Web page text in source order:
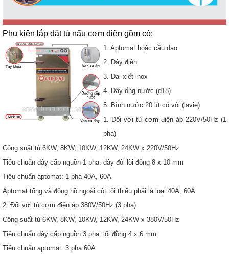
Phụ kiện lắp đặt tủ nấu cơm điện gồm có:
1. Aptomat hoặc cầu dao
2. Dây điện
3. Đai xiết inox
4. Dây ống nước (d18)
5. Bình nước 20 lít có vòi (lavie)
1. Đối với tủ cơm điện áp 220V/50Hz (1
pha)
Công suất tủ 6KW, 8KW, 10KW, 12KW, 24KW x 220V/50Hz
Tiêu chuẩn dây cấp nguồn 1 pha: dây đôi lõi đồng 8 x 10 mm
Tiêu chuẩn aptomat: 1 pha 40A, 60A
Aptomat tổng và đồng hồ ngoài cột tối thiểu phải là loại 40A, 60A
2. Đối với tủ cơm điện áp 380V/50Hz (3 pha)
Công suất tủ 6KW, 8KW, 10KW, 12KW, 24KW x 380V/50Hz
Tiêu chuẩn dây cấp nguồn 3 pha: lõi đồng 4 x 6 mm
Tiêu chuẩn aptomat: 3 pha 60A